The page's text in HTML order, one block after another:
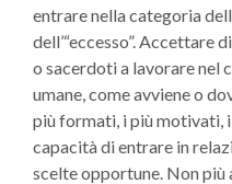
entrare nella categoria
dell’“eccesso”.
o sacerdoti a lavorare nel
umane, come avviene o
più formati, i più motivati,
capacità di entrare in
scelte opportune. Non più